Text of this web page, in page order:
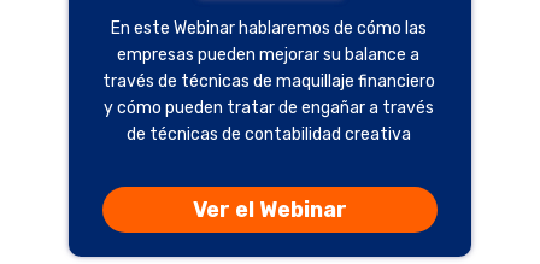
En este Webinar hablaremos de cómo las
empresas pueden mejorar su balance a
través de técnicas de maquillaje financiero
y cómo pueden tratar de engañar a través
de técnicas de contabilidad creativa
Ver el Webinar